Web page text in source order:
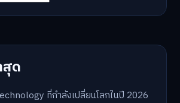
สุด
ที่กำลังเปลี่ยนโลกในปี 2026